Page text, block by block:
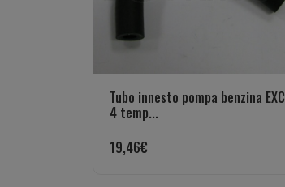
Tubo innesto pompa benzina EXC
4 temp...
19,46€